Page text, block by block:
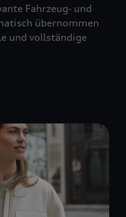
Fahrzeug‑ und
übernommen
und vollständige